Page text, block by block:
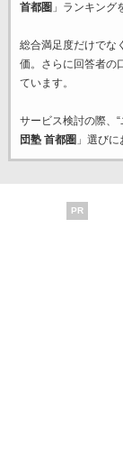
首都圏 」ランキング
総合満足度だけでな
価。さらに回答者の
ています。
サービス検討の際、
団塾 首都圏 」選びに
PR